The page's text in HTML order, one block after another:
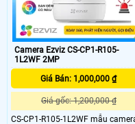
Camera Ezviz CS-CP1-R105-
1L2WF 2MP
Giá Bán: 1,000,000 ₫
Giá gốc: 1,200,000 ₫
CS-CP1-R105-1L2WF mẫu